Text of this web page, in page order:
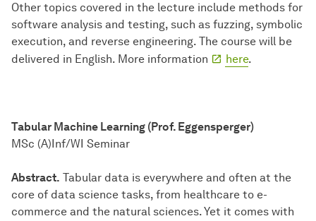
Other topics covered in the lecture include methods for
software analysis and testing, such as fuzzing, symbolic
execution, and reverse engineering. The course will be
delivered in English. More information
here.
Tabular Machine Learning (Prof. Eggensperger)
MSc (A)Inf/WI Seminar
Abstract. Tabular data is everywhere and often at the
core of data science tasks, from healthcare to e-
commerce and the natural sciences. Yet it comes with